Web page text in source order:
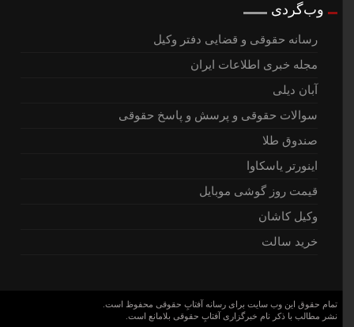
وب‌گردی
رسانه حقوقی و قضایی دفتر وکیل
مجله خبری اطلاعات ایران
آبان دیلی
سوالات حقوقی و پرسش و پاسخ حقوقی
صندوق طلا
اینورتر یاسکاوا
قیمت روز گوشی موبایل
وکیل کاشان
خرید سالت
تمام حقوق این وب سایت برای رسانه آفتابِ حقوقی محفوظ است.
نشر مطالب با ذکر نام خبرگزاری آفتابِ حقوقی بلامانع است.